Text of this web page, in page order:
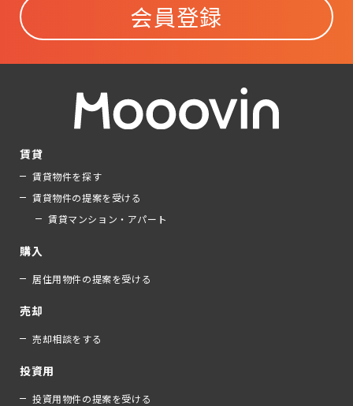
会員登録
賃貸
賃貸物件を探す
賃貸物件の提案を受ける
賃貸マンション・アパート
購入
居住用物件の提案を受ける
売却
売却相談をする
投資用
投資用物件の提案を受ける